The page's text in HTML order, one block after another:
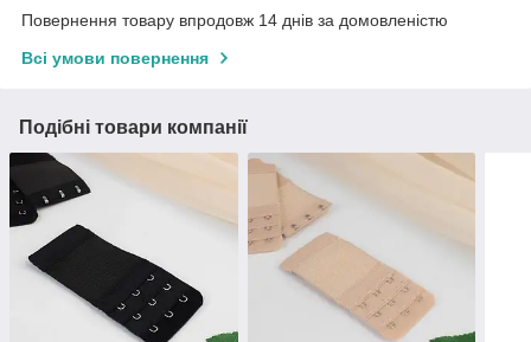
Повернення товару впродовж 14 днів за домовленістю
Всі умови повернення
Подібні товари компанії